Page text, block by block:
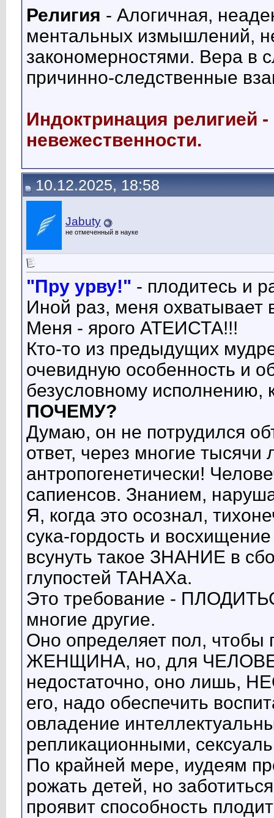
Религия - Алогичная,
ментальных измышлений,
закономерностями. Вера в
причинно-следственные
Индоктринация религией
невежественности.
10.12.2025, 18:58
Jabuty
не отмеченный в науке
"Пру урву!" - плодитесь и
Иной раз, меня охватывает
Меня - ярого АТЕИСТА!!!
Кто-то из предыдущих
очевидную особенность и
безусловному исполнению,
ПОЧЕМУ?
Думаю, он не потрудился
ответ, через многие тысячи
антропогенетически!
сапиенсов. Знанием,
Я, когда это осознал,
сука-гордость и
всунуть такое ЗНАНИЕ в
глупостей ТАНАХа.
Это требование -
многие другие.
Оно определяет пол,
ЖЕНЩИНА, но, для
недостаточно, оно лишь,
его, надо обеспечить
овладение
репликационными,
По крайней мере, иудеям
рожать детей, но
проявит способность